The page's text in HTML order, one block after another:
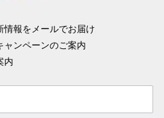
情報をメールでお届け
ャンペーンのご案内
内